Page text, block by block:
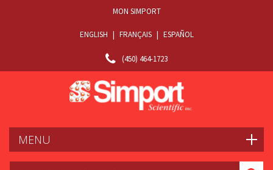
(450) 464-1723
ENGLISH | FRANÇAIS | ESPAÑOL
MON SIMPORT
MENU